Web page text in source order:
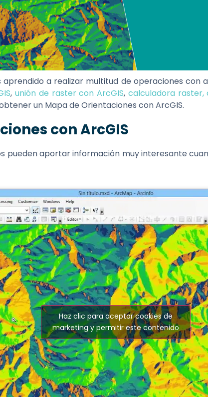
a realizar multitud de operaciones con
, unión de raster con ArcGIS, calculadora raster,
un Mapa de Orientaciones con ArcGIS.
con ArcGIS
pueden aportar información muy interesante
Haz clic para aceptar cookies de
marketing y permitir este contenido